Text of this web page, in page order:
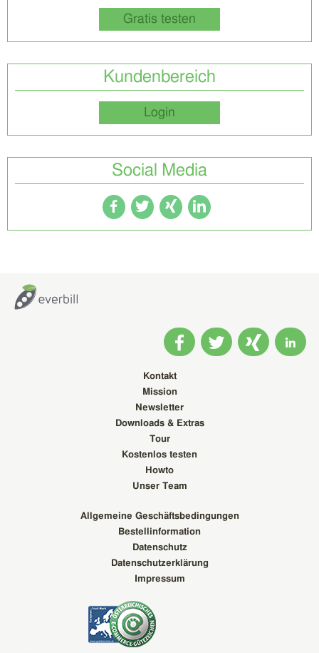
Gratis testen
Kundenbereich
Login
Social Media
Kontakt
Mission
Newsletter
Downloads & Extras
Tour
Kostenlos testen
Howto
Unser Team
Allgemeine Geschäftsbedingungen
Bestellinformation
Datenschutz
Datenschutzerklärung
Impressum